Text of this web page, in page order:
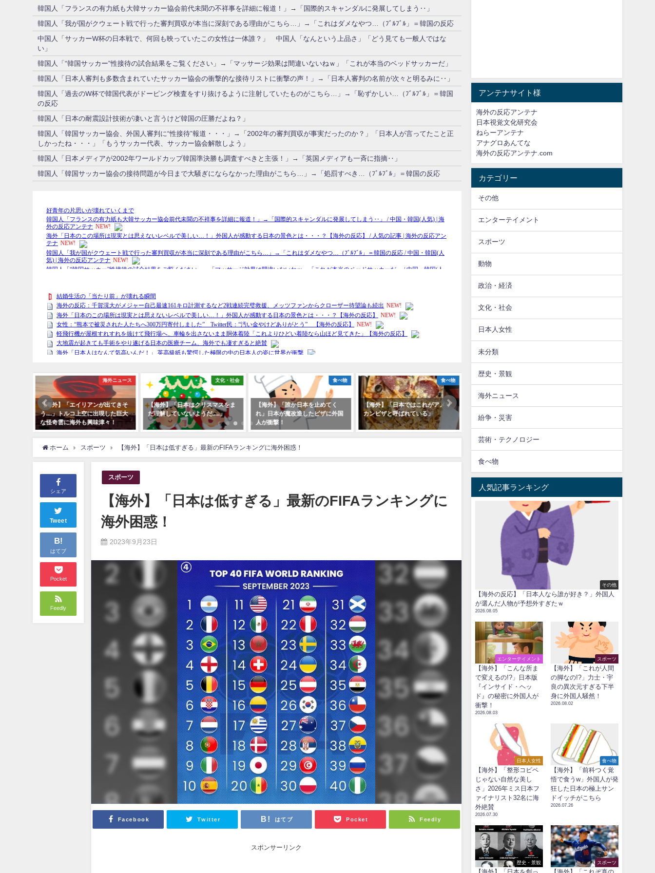
韓国人「フランスの有力紙も大韓サッカー協会前代未聞の不祥事を詳細に報道！」→「国際的スキャンダルに発展してしまう‥」
韓国人「我が国がクウェート戦で行った審判買収が本当に深刻である理由がこちら…」→「これはダメなやつ…（ﾌﾞﾙﾌﾞﾙ」＝韓国の反応
中国人「サッカーW杯の日本戦で、何回も映っていたこの女性は一体誰？」 中国人「なんという上品さ」「どう見ても一般人ではな
い」
韓国人「“韓国サッカー”性接待の試合結果をご覧ください」→「マッサージ効果は間違いないねｗ」「これが本当のベッドサッカーだ」
韓国人「日本人審判も多数含まれていたサッカー協会の衝撃的な接待リストに衝撃の声！」→「日本人審判の名前が次々と明るみに‥」
韓国人「過去のW杯で韓国代表がドーピング検査をすり抜けるように注射していたものがこちら…」→「恥ずかしい…（ﾌﾞﾙﾌﾞﾙ」＝韓国
の反応
韓国人「日本の耐震設計技術が凄いと言うけど韓国の圧勝だよね？」
韓国人「韓国サッカー協会、外国人審判に“性接待”報道・・・」→「2002年の審判買収が事実だったのか？」「日本人が言ってたこと正
しかったね・・・」「もうサッカー代表、サッカー協会解散しよう」
韓国人「日本メディアが2002年ワールドカップ韓国準決勝も調査すべきと主張！」→「英国メディアも一斉に指摘‥」
韓国人「韓国サッカー協会の接待問題が今日まで大騒ぎにならなかった理由がこちら…」→「処罰すべき…（ﾌﾞﾙﾌﾞﾙ」＝韓国の反応
海外ニュース
【海外】「エイリアンが出てきそ
う....」トルコ上空に出現した巨大
な怪奇雲に海外も興味津々！
文化・社会
【海外】「日本はクリスマスをま
だ理解していないようだ.....」
食べ物
【海外】「誰か日本を止めてく
れ」日本が魔改造したピザに外国
人が衝撃！
食べ物
【海外】「日本ではこれがアメリ
カンピザと呼ばれている」
【海外】「シティライフなら韓
国」「日本は田舎が美しい」外国
人として住むなら日本と韓国どっ
【海外】「アメリカ企業も
ホーム スポーツ 【海外】「日本は低すぎる」最新のFIFAランキングに海外困惑！
シェア
Tweet
B!
はてブ
Pocket
Feedly
スポーツ
【海外】「日本は低すぎる」最新のFIFAランキングに
海外困惑！
2023年9月23日
Facebook Twitter はてブ Pocket Feedly
スポンサーリンク
アンテナサイト様
海外の反応アンテナ
日本視覚文化研究会
ねらーアンテナ
アナグロあんてな
海外の反応アンテナ.com
カテゴリー
その他
エンターテイメント
スポーツ
動物
政治・経済
文化・社会
日本人女性
未分類
歴史・景観
海外ニュース
紛争・災害
芸術・テクノロジー
食べ物
人気記事ランキング
その他
【海外の反応】「日本人なら誰が好き？」外国人
が選んだ人物が予想外すぎたｗ
2026.08.05
エンターテイメント
【海外】「こんな所ま
で変えるの!?」日本版
『インサイド・ヘッ
ド』の秘密に外国人が
衝撃！
2026.08.03
スポーツ
【海外】「これが人間
の脚なの!?」力士・宇
良の異次元すぎる下半
身に外国人騒然！
2026.08.02
日本人女性
【海外】「整形コピペ
じゃない自然な美し
さ」2026年ミス日本フ
ァイナリスト32名に海
外絶賛
2026.07.30
食べ物
【海外】「前科つく覚
悟で食うw」外国人が発
狂した日本の極上サン
ドイッチがこちら
2026.07.26
歴史・景観
【海外】「日本を創っ
スポーツ
【海外】「これぞ真の